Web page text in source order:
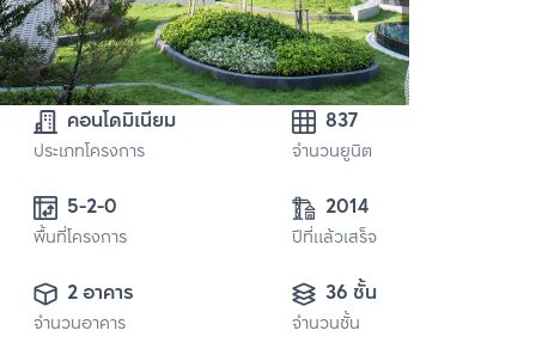
คอนโดมิเนียม
ประเภทโครงการ
837
จำนวนยูนิต
พื้นที่โครงการ
2014
ปีที่แล้วเสร็จ
2 อาคาร
จำนวนอาคาร
36 ชั้น
จำนวนชั้น